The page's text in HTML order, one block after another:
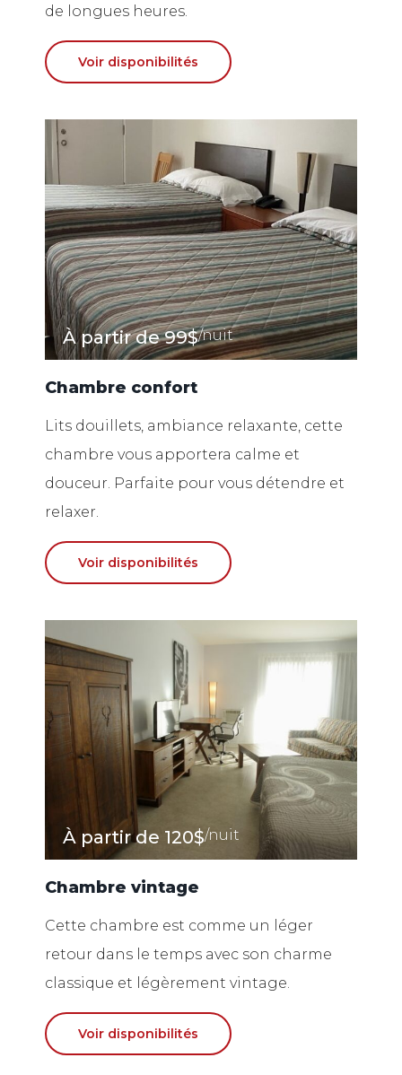
de longues heures.
Voir disponibilités
À partir de99$/nuit
Chambre confort
Lits douillets, ambiance relaxante, cette
chambre vous apportera calme et
douceur. Parfaite pour vous détendre et
relaxer.
Voir disponibilités
À partir de 120$/nuit
Chambre vintage
Cette chambre est comme un léger
retour dans le temps avec son charme
classique et légèrement vintage.
Voir disponibilités